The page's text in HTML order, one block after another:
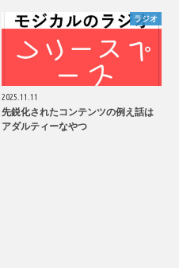
ラジオ
2025.11.11
先鋭化されたコンテンツの例え話は
アダルティーなやつ